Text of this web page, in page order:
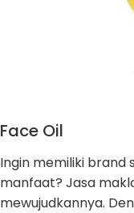
Face Oil
Ingin memiliki brand
manfaat? Jasa
mewujudkannya.